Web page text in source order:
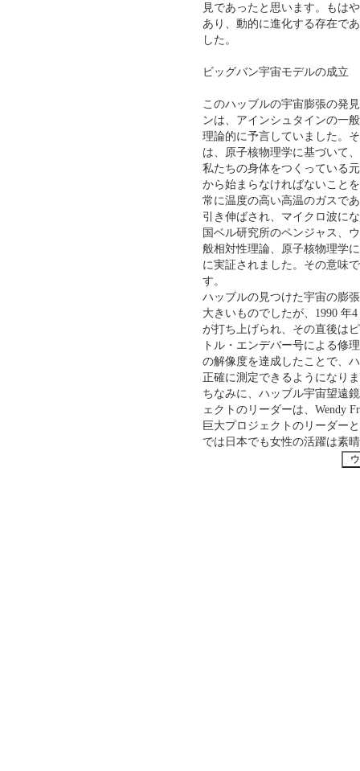
見であったと思います。もは
あり、動的に進化する存在で
した。
ビッグバン宇宙モデルの成立
このハッブルの宇宙膨張の発
ンは、アインシュタインの一
理論的に予言していました。
は、原子核物理学に基づいて
私たちの身体をつくっている
から始まらなければないこと
常に温度の高い高温のガスで
引き伸ばされ、マイクロ波に
国ベル研究所のペンジャス、
般相対性理論、原子核物理学
に実証されました。その意味
す。
ハッブルの見つけた宇宙の膨
大きいものでしたが、1990 年
が打ち上げられ、その直後は
トル・エンデバー号による修
の解像度を達成したことで、
正確に測定できるようになり
ちなみに、ハッブル宇宙望遠
ェクトのリーダーは、Wendy
巨大プロジェクトのリーダー
では日本でも女性の活躍は素